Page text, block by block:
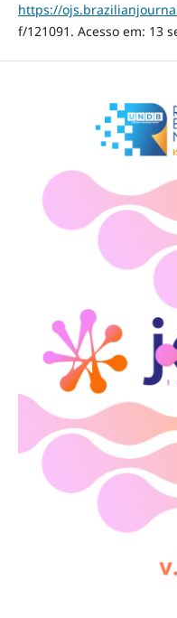
https://
f/121091. Acesso em: 13